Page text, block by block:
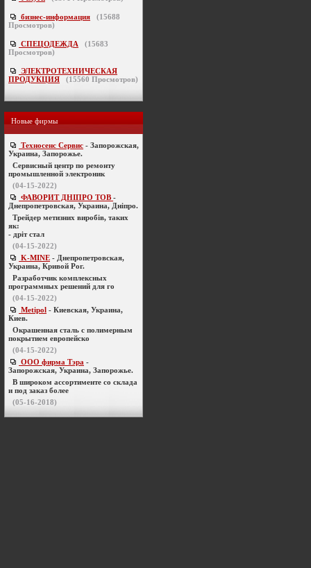
бизнес-информация (15688
Просмотров)
СПЕЦОДЕЖДА (15683
Просмотров)
ЭЛЕКТРОТЕХНИЧЕСКАЯ
ПРОДУКЦИЯ
(15560 Просмотров)
Новые фирмы
Техносенс Сервис - Запорожская,
Украина, Запорожье.
Cервисный центр по ремонту
промышленной электроник
(04-15-2022)
ФАВОРИТ ДНІПРО ТОВ -
Днепропетровская, Украина, Дніпро.
Трейдер метизних виробів, таких
як:
- дріт стал
(04-15-2022)
K-MINE - Днепропетровская,
Украина, Кривой Рог.
Разработчик комплексных
программных решений для го
(04-15-2022)
Metipol - Киевская, Украина,
Киев.
Окрашенная сталь с полимерным
покрытием европейско
(04-15-2022)
ООО фирма Тэра -
Запорожская, Украина, Запорожье.
В широком ассортименте со склада
и под заказ более
(05-16-2018)